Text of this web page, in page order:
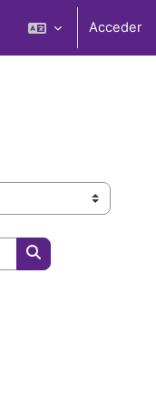
Acceder
Buscar cursos